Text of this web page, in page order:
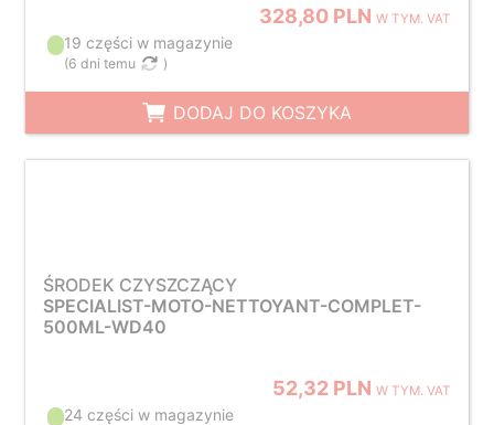
328,80 PLNW TYM. VAT
19 części w magazynie
(6 dni temu )
DODAJ DO KOSZYKA
ŚRODEK CZYSZCZĄCY
SPECIALIST-MOTO-NETTOYANT-COMPLET-
500ML-WD40
52,32 PLNW TYM. VAT
24 części w magazynie